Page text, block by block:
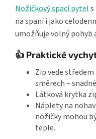
Nožičkový spací pytel
na spaní i jako
umožňuje volný pohyb
👍 Praktické
Zip vede
směrech –
Látková krytka
Náplety na
nožičky mohou
teple.